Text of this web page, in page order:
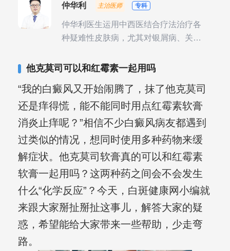
仲华利 主治医师 专科
仲华利医生运用中西医结合疗法治疗各
种疑难性皮肤病，尤其对银屑病、关节
他克莫司可以和红霉素一起用吗
“我的白癜风又开始闹腾了，抹了他克莫司
还是痒得慌，能不能同时用点红霉素软膏
消炎止痒呢？”相信不少白癜风病友都遇到
过类似的情况，想同时使用多种药物来缓
解症状。他克莫司软膏真的可以和红霉素
软膏一起用吗？这两种药之间会不会发生
什么“化学反应”？今天，白斑健康网小编就
来跟大家掰扯掰扯这事儿，解答大家的疑
惑，希望能给大家带来一些帮助，少走弯
路。